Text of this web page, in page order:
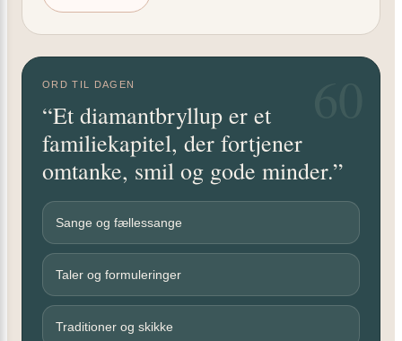
ORD TIL DAGEN
“Et diamantbryllup er et
familiekapitel, der fortjener
omtanke, smil og gode minder.”
Sange og fællessange
Taler og formuleringer
Traditioner og skikke